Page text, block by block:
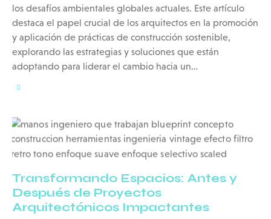
los desafíos ambientales globales actuales. Este artículo
destaca el papel crucial de los arquitectos en la promoción
y aplicación de prácticas de construcción sostenible,
explorando las estrategias y soluciones que están
adoptando para liderar el cambio hacia un…
Transformando Espacios: Antes y
Después de Proyectos
Arquitectónicos Impactantes